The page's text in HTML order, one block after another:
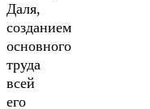
Даля,
созданием
основного
труда
всей
его